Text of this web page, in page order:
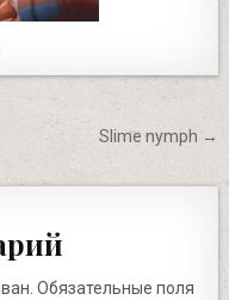
Slime nymph →
Обязательные поля